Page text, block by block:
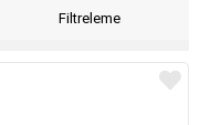
Filtreleme